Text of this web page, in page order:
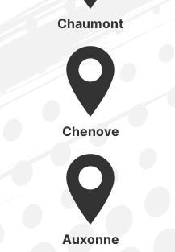
Chaumont
Chenove
Auxonne